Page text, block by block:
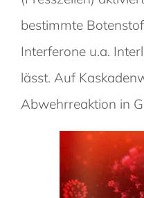
bestimmte
Interferone u.a.
lässt. Auf
Abwehrreaktion in